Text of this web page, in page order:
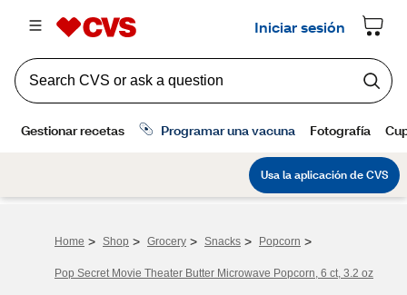
Home > Shop > Grocery > Snacks > Popcorn >
Pop Secret Movie Theater Butter Microwave Popcorn, 6 ct, 3.2 oz